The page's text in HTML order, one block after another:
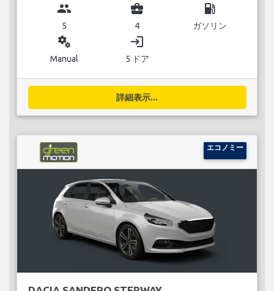
group
5
business_center
4
local_gas_station
ガソリン
miscellaneous_services
Manual
login
5 ドア
詳細表示...
エコノミー